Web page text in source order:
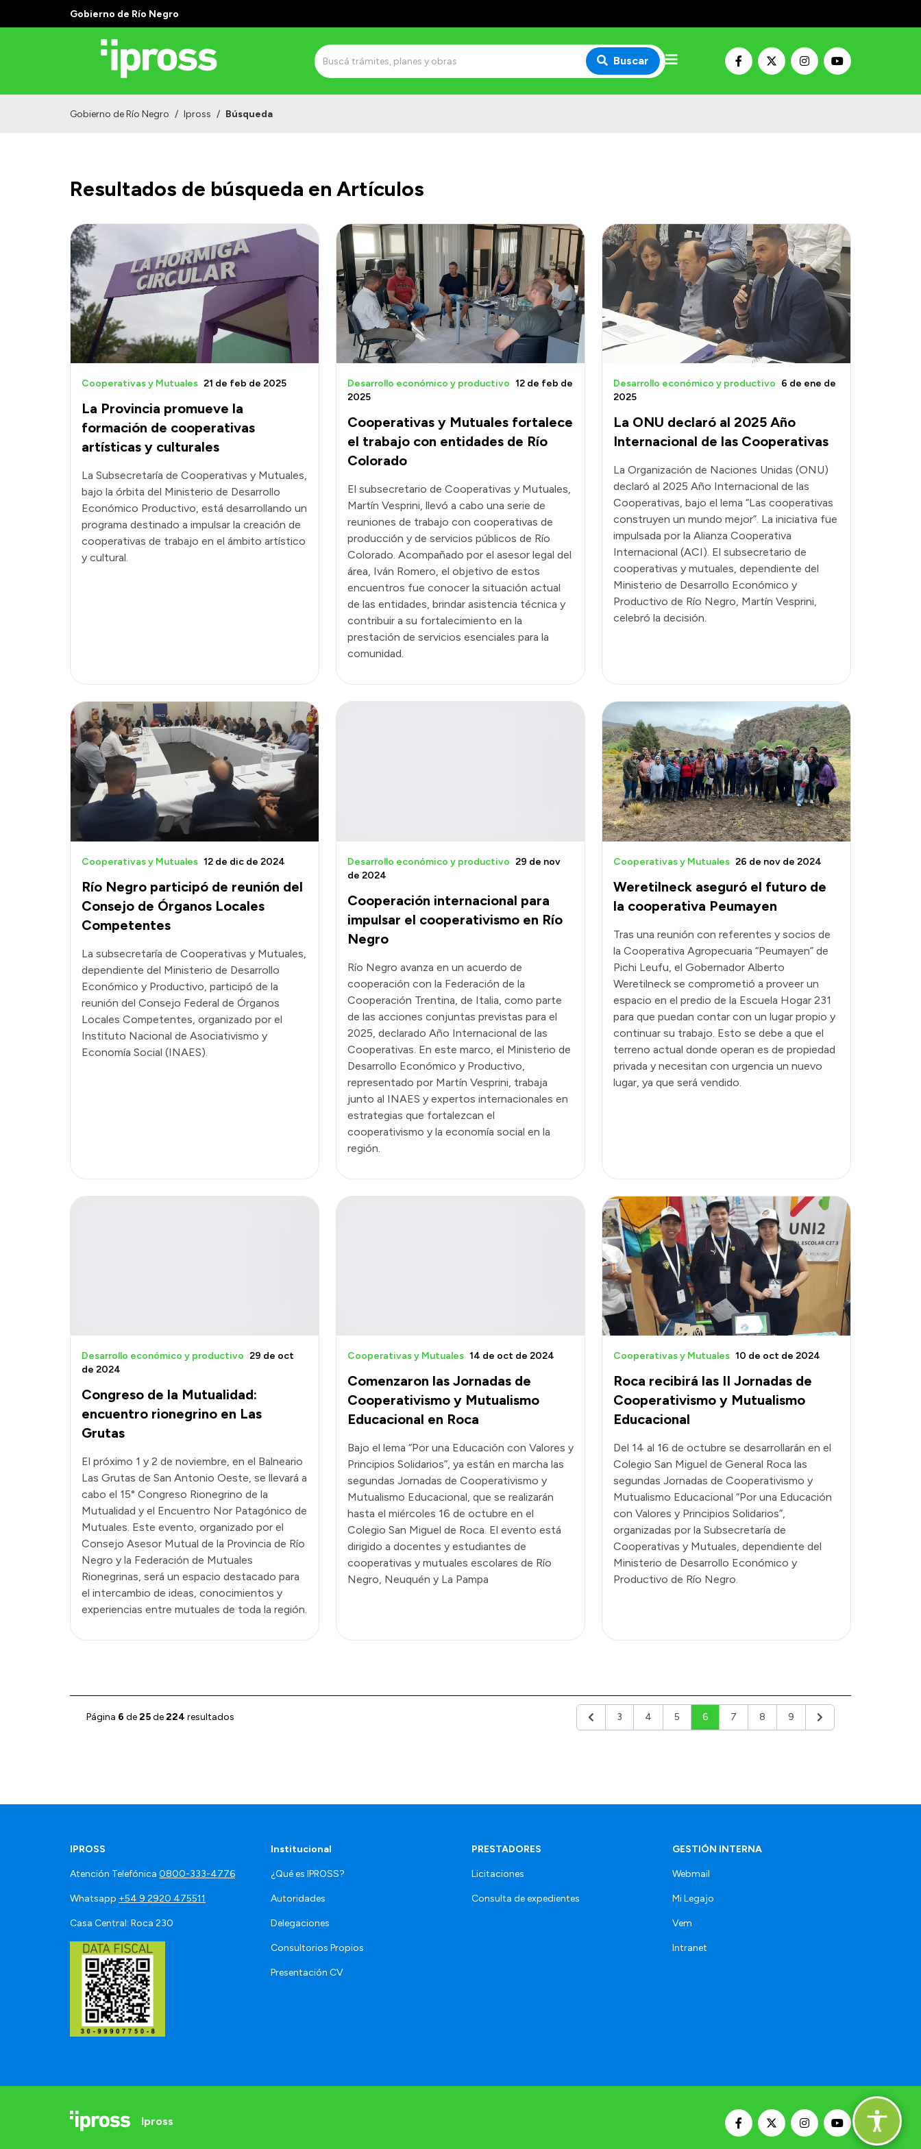
Gobierno de Río Negro
Buscar
Gobierno de Río Negro / Ipross / Búsqueda
Resultados de búsqueda en Artículos
La Provincia promueve la
formación de cooperativas
artísticas y culturales
Cooperativas y Mutuales 21 de feb de 2025
La Subsecretaría de Cooperativas y Mutuales,
bajo la órbita del Ministerio de Desarrollo
Económico Productivo, está desarrollando un
programa destinado a impulsar la creación de
cooperativas de trabajo en el ámbito artístico
y cultural.
Cooperativas y Mutuales fortalece
el trabajo con entidades de Río
Colorado
Desarrollo económico y productivo 12 de feb de
2025
El subsecretario de Cooperativas y Mutuales,
Martín Vesprini, llevó a cabo una serie de
reuniones de trabajo con cooperativas de
producción y de servicios públicos de Río
Colorado. Acompañado por el asesor legal del
área, Iván Romero, el objetivo de estos
encuentros fue conocer la situación actual
de las entidades, brindar asistencia técnica y
contribuir a su fortalecimiento en la
prestación de servicios esenciales para la
comunidad.
La ONU declaró al 2025 Año
Internacional de las Cooperativas
Desarrollo económico y productivo 6 de ene de
2025
La Organización de Naciones Unidas (ONU)
declaró al 2025 Año Internacional de las
Cooperativas, bajo el lema “Las cooperativas
construyen un mundo mejor”. La iniciativa fue
impulsada por la Alianza Cooperativa
Internacional (ACI). El subsecretario de
cooperativas y mutuales, dependiente del
Ministerio de Desarrollo Económico y
Productivo de Río Negro, Martín Vesprini,
celebró la decisión.
Río Negro participó de reunión del
Consejo de Órganos Locales
Competentes
Cooperativas y Mutuales 12 de dic de 2024
La subsecretaría de Cooperativas y Mutuales,
dependiente del Ministerio de Desarrollo
Económico y Productivo, participó de la
reunión del Consejo Federal de Órganos
Locales Competentes, organizado por el
Instituto Nacional de Asociativismo y
Economía Social (INAES).
Cooperación internacional para
impulsar el cooperativismo en Río
Negro
Desarrollo económico y productivo 29 de nov
de 2024
Río Negro avanza en un acuerdo de
cooperación con la Federación de la
Cooperación Trentina, de Italia, como parte
de las acciones conjuntas previstas para el
2025, declarado Año Internacional de las
Cooperativas. En este marco, el Ministerio de
Desarrollo Económico y Productivo,
representado por Martín Vesprini, trabaja
junto al INAES y expertos internacionales en
estrategias que fortalezcan el
cooperativismo y la economía social en la
región.
Weretilneck aseguró el futuro de
la cooperativa Peumayen
Cooperativas y Mutuales 26 de nov de 2024
Tras una reunión con referentes y socios de
la Cooperativa Agropecuaria “Peumayen” de
Pichi Leufu, el Gobernador Alberto
Weretilneck se comprometió a proveer un
espacio en el predio de la Escuela Hogar 231
para que puedan contar con un lugar propio y
continuar su trabajo. Esto se debe a que el
terreno actual donde operan es de propiedad
privada y necesitan con urgencia un nuevo
lugar, ya que será vendido.
Congreso de la Mutualidad:
encuentro rionegrino en Las
Grutas
Desarrollo económico y productivo 29 de oct
de 2024
El próximo 1 y 2 de noviembre, en el Balneario
Las Grutas de San Antonio Oeste, se llevará a
cabo el 15° Congreso Rionegrino de la
Mutualidad y el Encuentro Nor Patagónico de
Mutuales. Este evento, organizado por el
Consejo Asesor Mutual de la Provincia de Río
Negro y la Federación de Mutuales
Rionegrinas, será un espacio destacado para
el intercambio de ideas, conocimientos y
experiencias entre mutuales de toda la región.
Comenzaron las Jornadas de
Cooperativismo y Mutualismo
Educacional en Roca
Cooperativas y Mutuales 14 de oct de 2024
Bajo el lema “Por una Educación con Valores y
Principios Solidarios”, ya están en marcha las
segundas Jornadas de Cooperativismo y
Mutualismo Educacional, que se realizarán
hasta el miércoles 16 de octubre en el
Colegio San Miguel de Roca. El evento está
dirigido a docentes y estudiantes de
cooperativas y mutuales escolares de Río
Negro, Neuquén y La Pampa
Roca recibirá las II Jornadas de
Cooperativismo y Mutualismo
Educacional
Cooperativas y Mutuales 10 de oct de 2024
Del 14 al 16 de octubre se desarrollarán en el
Colegio San Miguel de General Roca las
segundas Jornadas de Cooperativismo y
Mutualismo Educacional “Por una Educación
con Valores y Principios Solidarios”,
organizadas por la Subsecretaría de
Cooperativas y Mutuales, dependiente del
Ministerio de Desarrollo Económico y
Productivo de Río Negro.
Página 6 de25de224 resultados Anterior
3 4 5 6 7 8 9 Siguiente
IPROSS
Atención Telefónica 0800-333-4776
Whatsapp +54 9 2920 475511
Casa Central: Roca 230
Institucional
¿Qué es IPROSS?
Autoridades
Delegaciones
Consultorios Propios
Presentación CV
PRESTADORES
Licitaciones
Consulta de expedientes
GESTIÓN INTERNA
Webmail
Mi Legajo
Vem
Intranet
Ipross